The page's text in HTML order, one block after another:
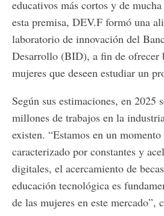
educativos más cortos y de
esta premisa, DEV.F formó una
laboratorio de innovación del
Desarrollo (BID), a fin de ofrecer
mujeres que deseen estudiar un
Según sus estimaciones, en 2025
millones de trabajos en la
existen. “Estamos en un
caracterizado por constantes y
digitales, el acercamiento de
educación tecnológica es
de las mujeres en este mercado”,